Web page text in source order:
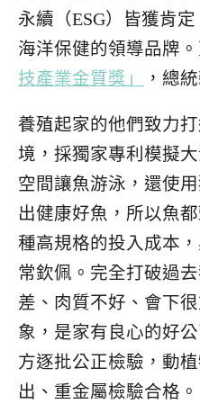
永續（ESG）皆獲肯
海洋保健的領導品牌
技產業金質獎」
，總
養殖起家的他們致力
境，採獨家專利模擬
空間讓魚游泳，還使用
出健康好魚，所以魚
種高規格的投入成本
常欽佩。完全打破過
差、肉質不好、會下
象，是家有良心的好
方逐批公正檢驗，動
出、重金屬檢驗合格。